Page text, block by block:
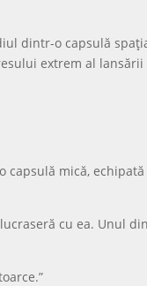
dintr-o capsulă
extrem al lansării
capsulă mică, echipată
cu ea. Unul